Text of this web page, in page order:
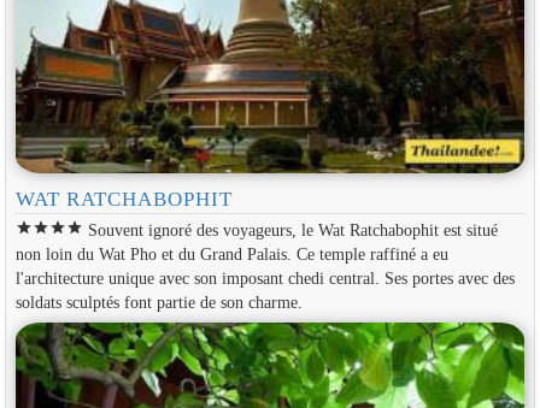
WAT RATCHABOPHIT
starstarstarstar Souvent ignoré des voyageurs, le Wat Ratchabophit est situé
non loin du Wat Pho et du Grand Palais. Ce temple raffiné a eu
l'architecture unique avec son imposant chedi central. Ses portes avec des
soldats sculptés font partie de son charme.